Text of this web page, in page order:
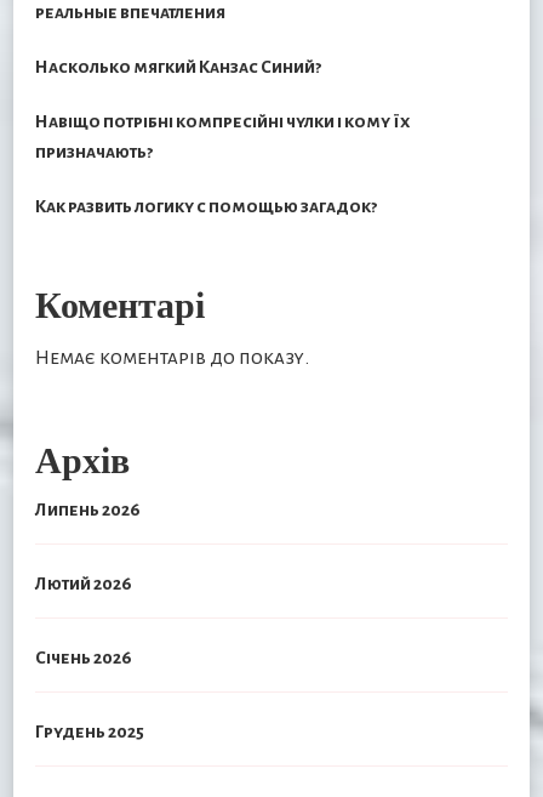
реальные впечатления
Насколько мягкий Канзас Синий?
Навіщо потрібні компресійні чулки і кому їх
призначають?
Как развить логику с помощью загадок?
Коментарі
Немає коментарів до показу.
Архів
Липень 2026
Лютий 2026
Січень 2026
Грудень 2025